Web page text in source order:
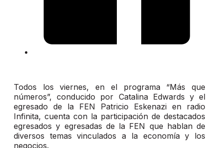
Todos los viernes, en el programa “Más que
números”, conducido por Catalina Edwards y el
egresado de la FEN Patricio Eskenazi en radio
Infinita, cuenta con la participación de destacados
egresados y egresadas de la FEN que hablan de
diversos temas vinculados a la economía y los
negocios.